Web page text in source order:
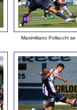
Maximiliano Pollacchi